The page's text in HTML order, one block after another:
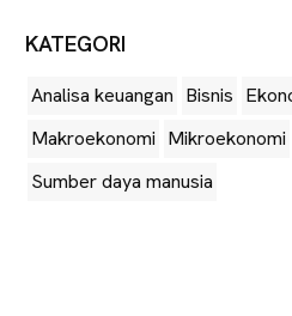
KATEGORI
Analisa keuangan Bisnis
Makroekonomi Mikroekonomi
Sumber daya manusia